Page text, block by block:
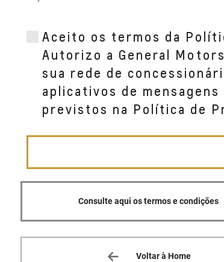
AMG (FRAIBURGO)
AVENIDA VIDEIRA, 541
BAIRRO CENTRO FRAIBURGO,
(49) 3566-1011
Aceito os termos da
Autorizo a General
sua rede de
aplicativos de
previstos na Política de
Consulte aqui os termos e condições
Voltar à Home